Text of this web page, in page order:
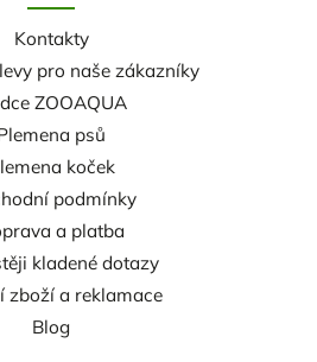
Kontakty
pro naše zákazníky
ZOOAQUA
psů
koček
podmínky
a platba
kladené dotazy
zboží a reklamace
Blog